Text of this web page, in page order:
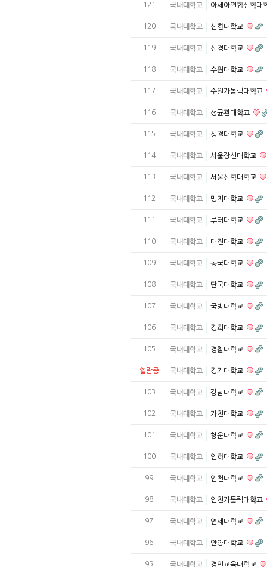
121 국내대학교 아세아연합신학대
120 국내대학교 신한대학교
119 국내대학교 신경대학교
118 국내대학교 수원대학교
117 국내대학교 수원가톨릭대학교
116 국내대학교 성균관대학교
115 국내대학교 성결대학교
114 국내대학교 서울장신대학교
113 국내대학교 서울신학대학교
112 국내대학교 명지대학교
111 국내대학교 루터대학교
110 국내대학교 대진대학교
109 국내대학교 동국대학교
108 국내대학교 단국대학교
107 국내대학교 국방대학교
106 국내대학교 경희대학교
105 국내대학교 경찰대학교
열람중 국내대학교 경기대학교
103 국내대학교 강남대학교
102 국내대학교 가천대학교
101 국내대학교 청운대학교
100 국내대학교 인하대학교
99 국내대학교 인천대학교
98 국내대학교 인천가톨릭대학교
97 국내대학교 연세대학교
96 국내대학교 안양대학교
95 국내대학교 경인교육대학교